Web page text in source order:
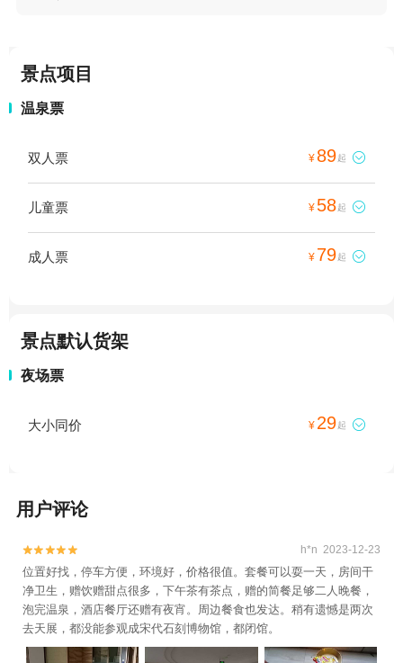
景点项目
温泉票
双人票 ¥ 89起 
儿童票 ¥ 58起 
成人票 ¥ 79起 
景点默认货架
夜场票
大小同价 ¥ 29起 
用户评论

 h*n 2023-12-23
位置好找，停车方便，环境好，价格很值。套餐可以耍一天，房间干
净卫生，赠饮赠甜点很多，下午茶有茶点，赠的简餐足够二人晚餐，
泡完温泉，酒店餐厅还赠有夜宵。周边餐食也发达。稍有遗憾是两次
去天展，都没能参观成宋代石刻博物馆，都闭馆。